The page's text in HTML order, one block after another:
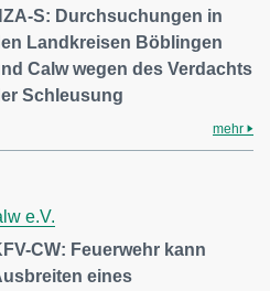
S: Durchsuchungen in
Landkreisen Böblingen
Calw wegen des Verdachts
Schleusung
mehr
e.V.
CW: Feuerwehr kann
eines